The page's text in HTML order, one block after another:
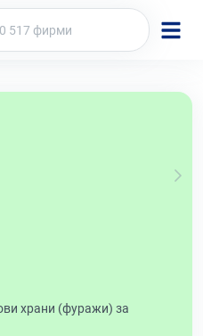
храни (фуражи) за